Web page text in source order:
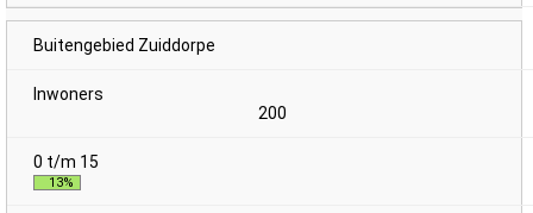
Buitengebied Zuiddorpe
200
13%